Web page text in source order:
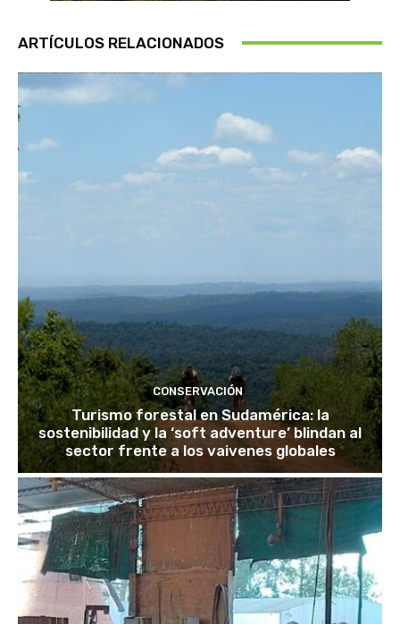
ARTÍCULOS RELACIONADOS
CONSERVACIÓN
Turismo forestal en Sudamérica: la
sostenibilidad y la ‘soft adventure’ blindan al
sector frente a los vaivenes globales